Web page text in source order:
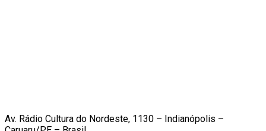
Av. Rádio Cultura do Nordeste, 1130 – Indianópolis –